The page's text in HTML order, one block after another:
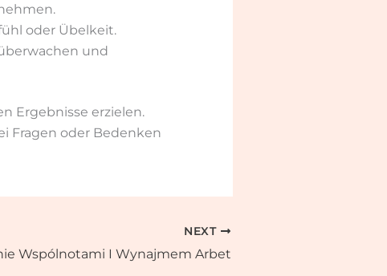
oder Übelkeit.
und
Ergebnisse erzielen.
Fragen oder Bedenken
NEXT
Wspólnotami I Wynajmem Arbet